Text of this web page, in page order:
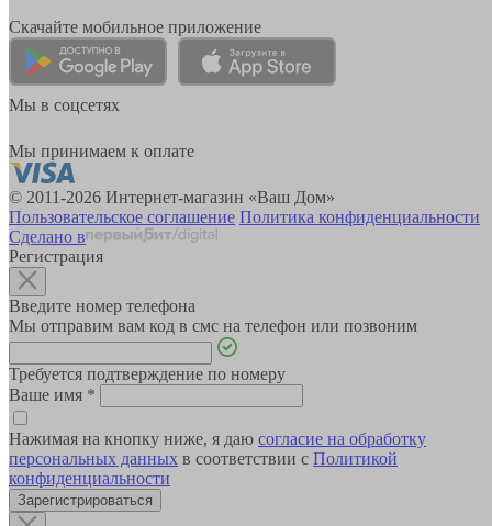
Скачайте мобильное приложение
Мы в соцсетях
Мы принимаем к оплате
© 2011-2026 Интернет-магазин «Ваш Дом»
Пользовательское соглашение Политика конфиденциальности
Сделано в
Регистрация
Введите номер телефона
Мы отправим вам код в смс на телефон или позвоним
Требуется подтверждение по номеру
Ваше имя *
Нажимая на кнопку ниже, я даю согласие на обработку
персональных данных в соответствии с Политикой
конфиденциальности
Зарегистрироваться